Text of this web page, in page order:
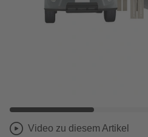
Video zu diesem Artikel